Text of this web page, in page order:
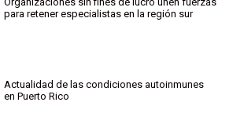
para retener especialistas en la región sur
Actualidad de las condiciones autoinmunes
en Puerto Rico